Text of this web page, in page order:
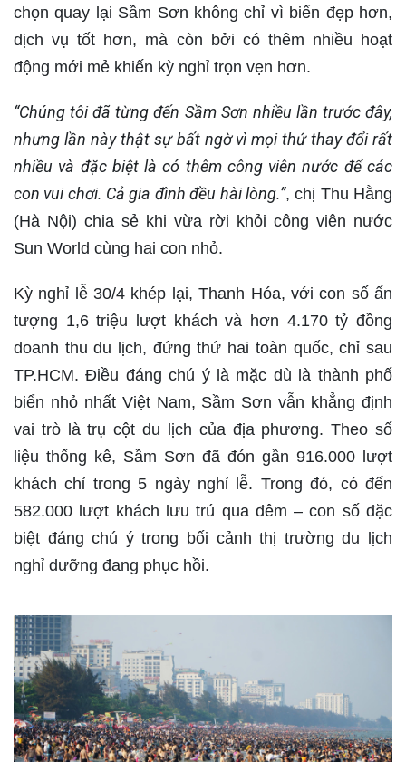
chọn quay lại Sầm Sơn không chỉ vì biển đẹp hơn,
dịch vụ tốt hơn, mà còn bởi có thêm nhiều hoạt
động mới mẻ khiến kỳ nghỉ trọn vẹn hơn.
“Chúng tôi đã từng đến Sầm Sơn nhiều lần trước đây,
nhưng lần này thật sự bất ngờ vì mọi thứ thay đổi rất
nhiều và đặc biệt là có thêm công viên nước để các
con vui chơi. Cả gia đình đều hài lòng.”, chị Thu Hằng
(Hà Nội) chia sẻ khi vừa rời khỏi công viên nước
Sun World cùng hai con nhỏ.
Kỳ nghỉ lễ 30/4 khép lại, Thanh Hóa, với con số ấn
tượng 1,6 triệu lượt khách và hơn 4.170 tỷ đồng
doanh thu du lịch, đứng thứ hai toàn quốc, chỉ sau
TP.HCM. Điều đáng chú ý là mặc dù là thành phố
biển nhỏ nhất Việt Nam, Sầm Sơn vẫn khẳng định
vai trò là trụ cột du lịch của địa phương. Theo số
liệu thống kê, Sầm Sơn đã đón gần 916.000 lượt
khách chỉ trong 5 ngày nghỉ lễ. Trong đó, có đến
582.000 lượt khách lưu trú qua đêm – con số đặc
biệt đáng chú ý trong bối cảnh thị trường du lịch
nghỉ dưỡng đang phục hồi.